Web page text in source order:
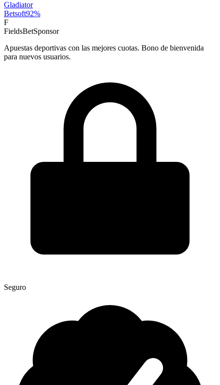
Gladiator
Betsoft92%
F
FieldsBetSponsor
Apuestas deportivas con las mejores cuotas. Bono de bienvenida
para nuevos usuarios.
Seguro